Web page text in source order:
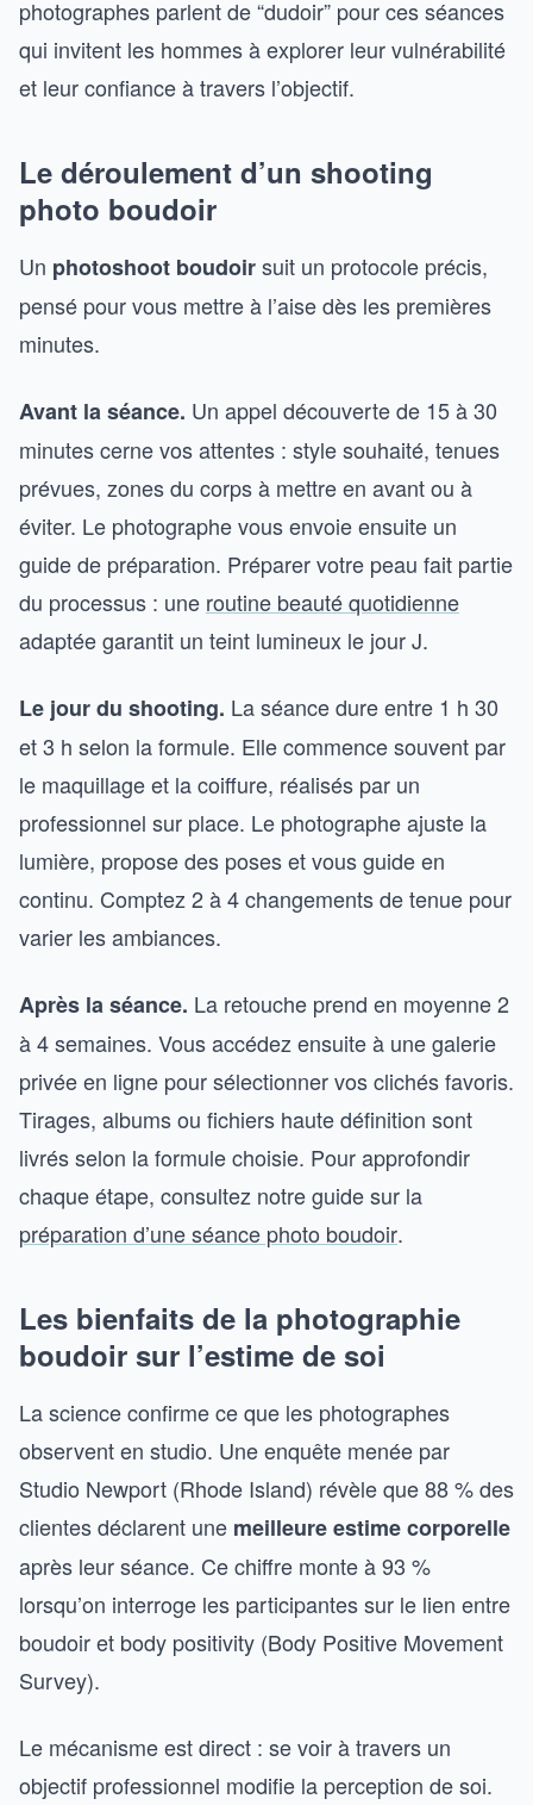
photographes parlent de “dudoir” pour ces séances
qui invitent les hommes à explorer leur vulnérabilité
et leur confiance à travers l’objectif.
Le déroulement d’un shooting
photo boudoir
Un photoshoot boudoirsuit un protocole précis,
pensé pour vous mettre à l’aise dès les premières
minutes.
Avant la séance. Un appel découverte de 15 à 30
minutes cerne vos attentes : style souhaité, tenues
prévues, zones du corps à mettre en avant ou à
éviter. Le photographe vous envoie ensuite un
guide de préparation. Préparer votre peau fait partie
du processus : une routine beauté quotidienne
adaptée garantit un teint lumineux le jour J.
Le jour du shooting. La séance dure entre 1 h 30
et 3 h selon la formule. Elle commence souvent par
le maquillage et la coiffure, réalisés par un
professionnel sur place. Le photographe ajuste la
lumière, propose des poses et vous guide en
continu. Comptez 2 à 4 changements de tenue pour
varier les ambiances.
Après la séance. La retouche prend en moyenne 2
à 4 semaines. Vous accédez ensuite à une galerie
privée en ligne pour sélectionner vos clichés favoris.
Tirages, albums ou fichiers haute définition sont
livrés selon la formule choisie. Pour approfondir
chaque étape, consultez notre guide sur la
préparation d’une séance photo boudoir.
Les bienfaits de la photographie
boudoir sur l’estime de soi
La science confirme ce que les photographes
observent en studio. Une enquête menée par
Studio Newport (Rhode Island) révèle que 88 % des
clientes déclarent une meilleure estime corporelle
après leur séance. Ce chiffre monte à 93 %
lorsqu’on interroge les participantes sur le lien entre
boudoir et body positivity (Body Positive Movement
Survey).
Le mécanisme est direct : se voir à travers un
objectif professionnel modifie la perception de soi.